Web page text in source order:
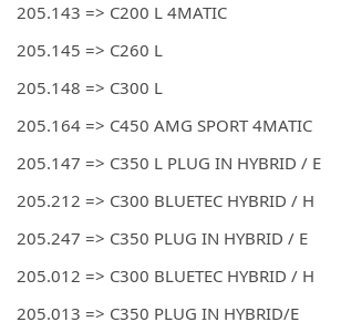
205.143 => C200 L 4MATIC
205.145 => C260 L
205.148 => C300 L
205.164 => C450 AMG SPORT 4MATIC
205.147 => C350 L PLUG IN HYBRID / E
205.212 => C300 BLUETEC HYBRID / H
205.247 => C350 PLUG IN HYBRID / E
205.012 => C300 BLUETEC HYBRID / H
205.013 => C350 PLUG IN HYBRID/E